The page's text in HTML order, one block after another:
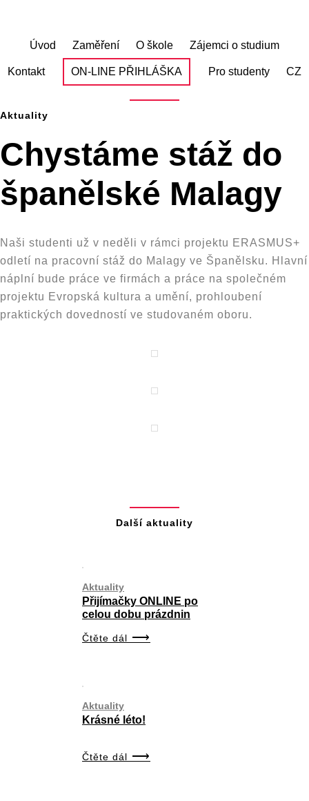
Úvod Zaměření O škole Zájemci o studium
Kontakt ON-LINE PŘIHLÁŠKA Pro studenty CZ
Aktuality
Chystáme stáž do
španělské Malagy
Naši studenti už v neděli v rámci projektu ERASMUS+
odletí na pracovní stáž do Malagy ve Španělsku. Hlavní
náplní bude práce ve firmách a práce na společném
projektu Evropská kultura a umění, prohloubení
praktických dovedností ve studovaném oboru.
Další aktuality
Aktuality
Přijímačky ONLINE po
celou dobu prázdnin
Čtěte dál
Aktuality
Krásné léto!
Čtěte dál